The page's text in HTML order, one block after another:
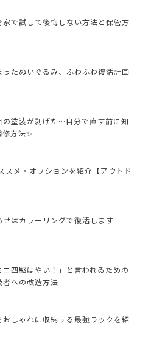
家で試して後悔しない方法と保管方
ったぬいぐるみ、ふわふわ復活計画
の塗装が剥げた…自分で直す前に知
方法✨
スメ・オプションを紹介【アウトド
せはカラーリングで復活します
ニ四駆はやい！」と言われるための
への改造方法
おしゃれに収納する最強ラックを紹